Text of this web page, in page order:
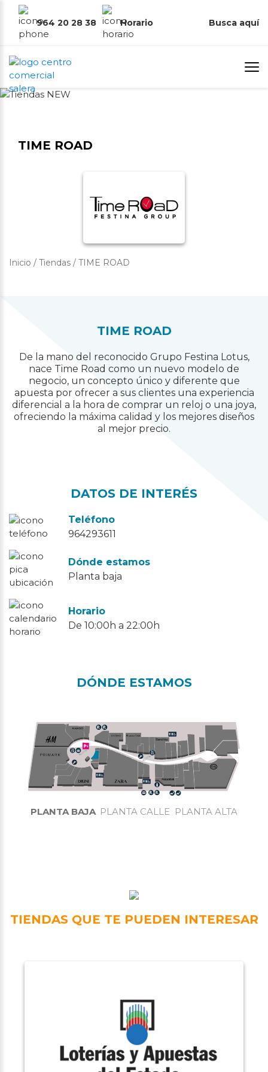
964 20 28 38 Horario Busca aquí
TIME ROAD
Inicio / Tiendas / TIME ROAD
TIME ROAD
De la mano del reconocido Grupo Festina Lotus,
nace Time Road como un nuevo modelo de
negocio, un concepto único y diferente que
apuesta por ofrecer a sus clientes una experiencia
diferencial a la hora de comprar un reloj o una joya,
ofreciendo la máxima calidad y los mejores diseños
al mejor precio.
DATOS DE INTERÉS
Teléfono
964293611
Dónde estamos
Planta baja
Horario
De 10:00h a 22:00h
DÓNDE ESTAMOS
PLANTA BAJA PLANTA CALLE PLANTA ALTA
TIENDAS QUE TE PUEDEN INTERESAR